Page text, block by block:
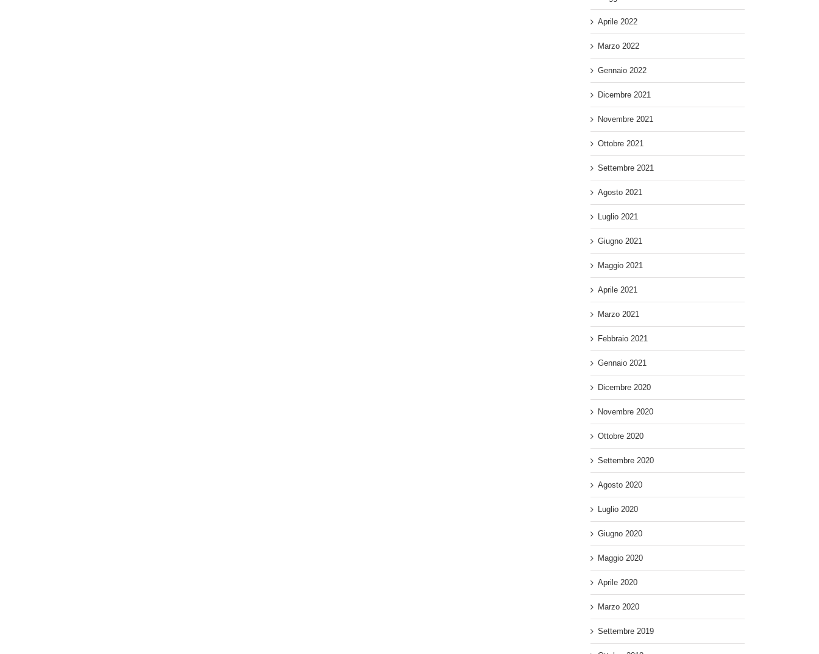
Aprile 2022
Marzo 2022
Gennaio 2022
Dicembre 2021
Novembre 2021
Ottobre 2021
Settembre 2021
Agosto 2021
Luglio 2021
Giugno 2021
Maggio 2021
Aprile 2021
Marzo 2021
Febbraio 2021
Gennaio 2021
Dicembre 2020
Novembre 2020
Ottobre 2020
Settembre 2020
Agosto 2020
Luglio 2020
Giugno 2020
Maggio 2020
Aprile 2020
Marzo 2020
Settembre 2019